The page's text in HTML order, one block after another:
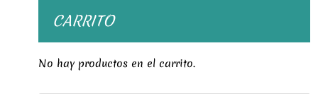
CARRITO
No hay productos en el carrito.